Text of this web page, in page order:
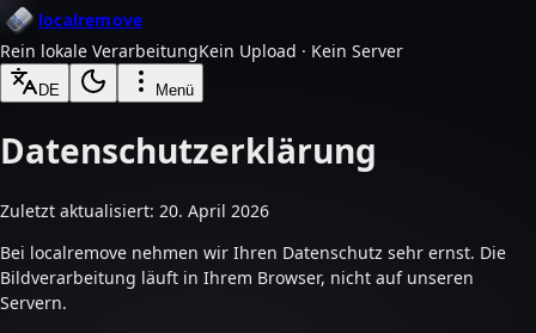
localremove
Rein lokale VerarbeitungKein Upload · Kein Server
DE Menü
Datenschutzerklärung
Zuletzt aktualisiert: 20. April 2026
Bei localremove nehmen wir Ihren Datenschutz sehr ernst. Die
Bildverarbeitung läuft in Ihrem Browser, nicht auf unseren
Servern.